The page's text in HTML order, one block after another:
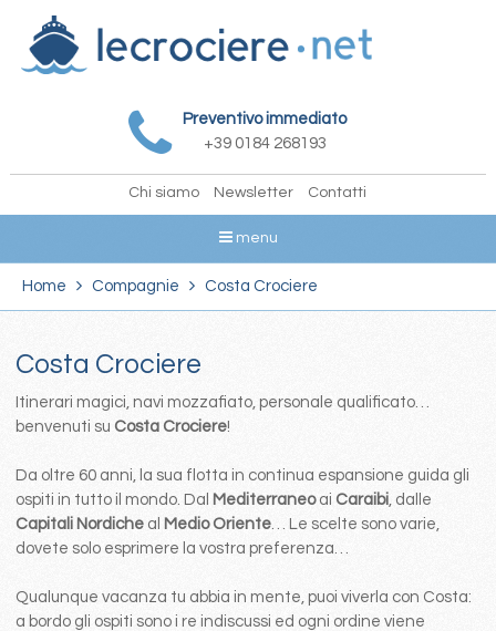
Preventivo immediato
+39 0184 268193
Chi siamo Newsletter Contatti
menu
Home Compagnie Costa Crociere
Costa Crociere
Itinerari magici, navi mozzafiato, personale qualificato…
benvenuti su Costa Crociere!
Da oltre 60 anni, la sua flotta in continua espansione guida gli
ospiti in tutto il mondo. Dal Mediterraneo ai Caraibi, dalle
Capitali Nordicheal Medio Oriente… Le scelte sono varie,
dovete solo esprimere la vostra preferenza…
Qualunque vacanza tu abbia in mente, puoi viverla con Costa:
a bordo gli ospiti sono i re indiscussi ed ogni ordine viene